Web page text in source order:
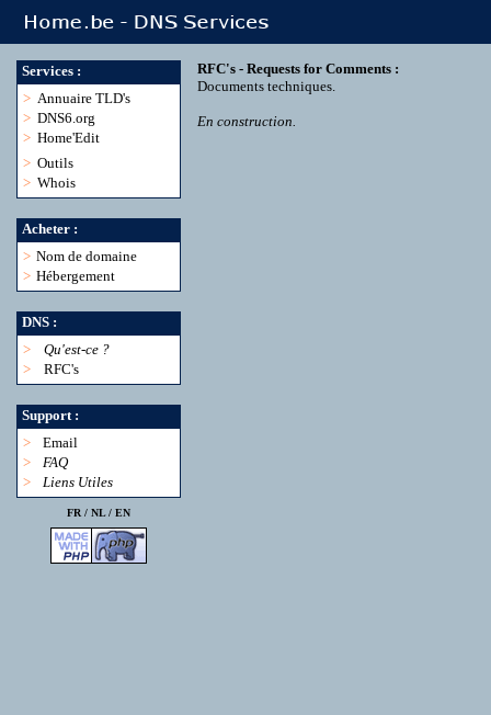
Services :
> Annuaire TLD's
> DNS6.org
> Home'Edit
> Outils
> Whois
Acheter :
> Nom de domaine
> Hébergement
DNS :
>
Qu'est-ce ?
>
RFC's
Support :
>
Email
>
FAQ
>
Liens Utiles
FR / NL/ EN
RFC's - Requests for Comments :
Documents techniques.
En construction.